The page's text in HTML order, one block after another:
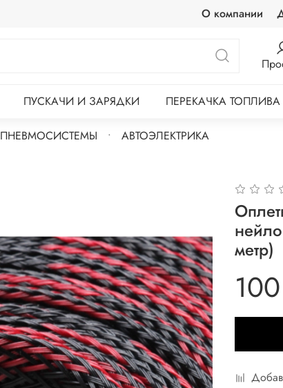
О компании
ПУСКАЧИ И ЗАРЯДКИ ПЕРЕКАЧКА ТОПЛИВА
ПНЕВМОСИСТЕМЫ АВТОЭЛЕКТРИКА
метр)